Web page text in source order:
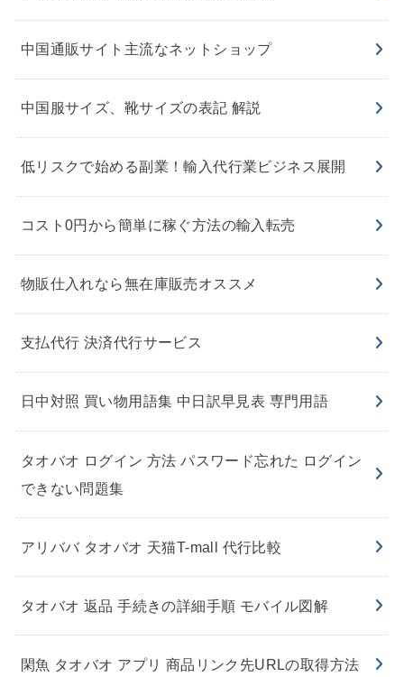
中国通販サイト主流なネットショップ
中国服サイズ、靴サイズの表記 解説
低リスクで始める副業！輸入代行業ビジネス展開
コスト0円から簡単に稼ぐ方法の輸入転売
物販仕入れなら無在庫販売オススメ
支払代行 決済代行サービス
日中対照 買い物用語集 中日訳早見表 専門用語
タオバオ ログイン 方法 パスワード忘れた ログイン
できない問題集
アリババ タオバオ 天猫T-mall 代行比較
タオバオ 返品 手続きの詳細手順 モバイル図解
閑魚 タオバオ アプリ 商品リンク先URLの取得方法